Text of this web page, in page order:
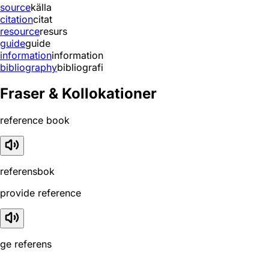
sourcekälla
citationcitat
resourceresurs
guideguide
informationinformation
bibliographybibliografi
Fraser & Kollokationer
reference book
referensbok
provide reference
ge referens